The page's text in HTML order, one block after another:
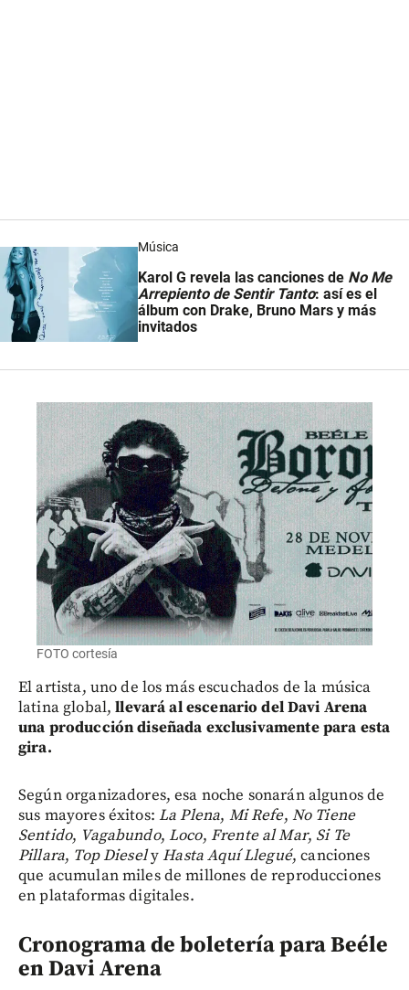
Música
Karol G revela las canciones de No Me
Arrepiento de Sentir Tanto: así es el
álbum con Drake, Bruno Mars y más
invitados
FOTO cortesía
El artista, uno de los más escuchados de la música
latina global,llevará al escenario del Davi Arena
una producción diseñada exclusivamente para esta
gira.
Según organizadores, esa noche sonarán algunos de
sus mayores éxitos: La Plena, Mi Refe, No Tiene
Sentido, Vagabundo,Loco, Frente al Mar, Si Te
Pillara, Top DieselyHasta Aquí Llegué, canciones
que acumulan miles de millones de reproducciones
en plataformas digitales.
Cronograma de boletería para Beéle
en Davi Arena